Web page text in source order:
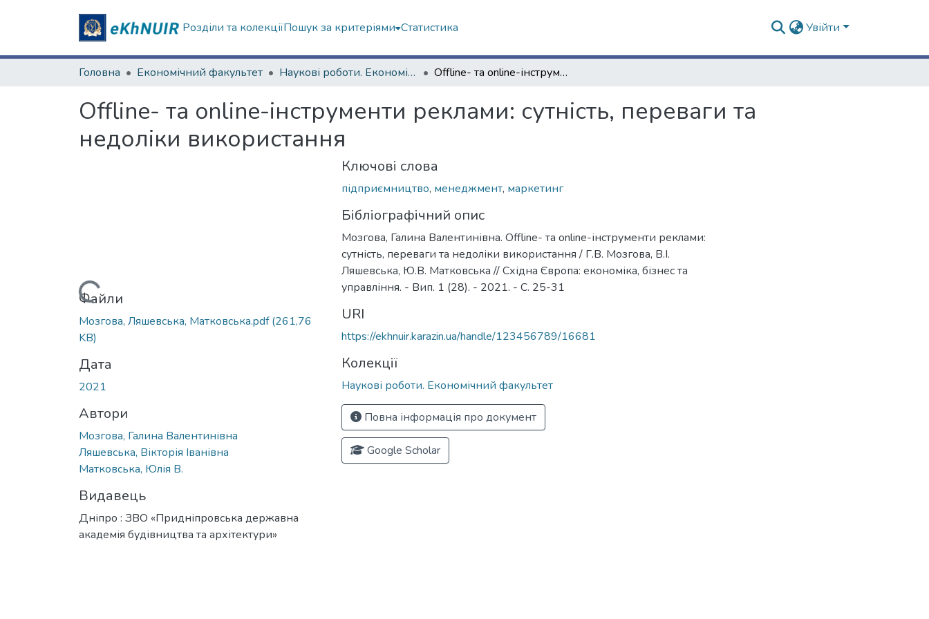
Розділи та колекціїПошук за критеріями Статистика Увійти
Головна Економічний факультет Наукові роботи. Економічний факультет Offline- та online-інструменти реклами: сутність, переваги та недоліки використання
Offline- та online-інструменти реклами: сутність, переваги та
недоліки використання
Вантажиться...
Файли
Мозгова, Ляшевська, Матковська.pdf(261,76
KB)
Дата
2021
Автори
Мозгова, Галина Валентинівна
Ляшевська, Вікторія Іванівна
Матковська, Юлія В.
Видавець
Дніпро : ЗВО «Придніпровська державна
академія будівництва та архітектури»
Ключові слова
підприємництво, менеджмент, маркетинг
Бібліографічний опис
Мозгова, Галина Валентинівна. Offline- та online-інструменти реклами:
сутність, переваги та недоліки використання / Г.В. Мозгова, В.І.
Ляшевська, Ю.В. Матковська // Східна Європа: економіка, бізнес та
управління. - Вип. 1 (28). - 2021. - С. 25-31
URI
https://ekhnuir.karazin.ua/handle/123456789/16681
Колекції
Наукові роботи. Економічний факультет
Повна інформація про документ
Google Scholar